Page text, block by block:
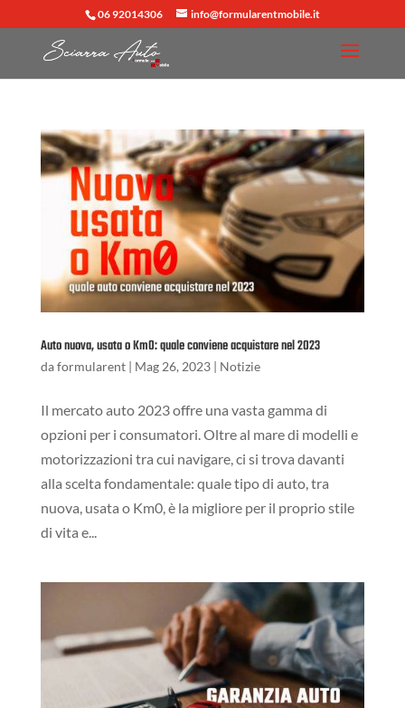
06 92014306 info@formularentmobile.it
Auto nuova, usata o Km0: quale conviene acquistare nel 2023
daformularent| Mag 26, 2023| Notizie
Il mercato auto 2023 offre una vasta gamma di
opzioni per i consumatori. Oltre al mare di modelli e
motorizzazioni tra cui navigare, ci si trova davanti
alla scelta fondamentale: quale tipo di auto, tra
nuova, usata o Km0, è la migliore per il proprio stile
di vita e...